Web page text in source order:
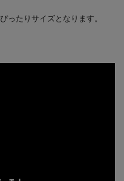
ったりサイズとなります。